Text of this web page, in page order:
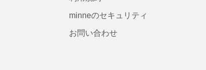
minneのセキュリティ
お問い合わせ